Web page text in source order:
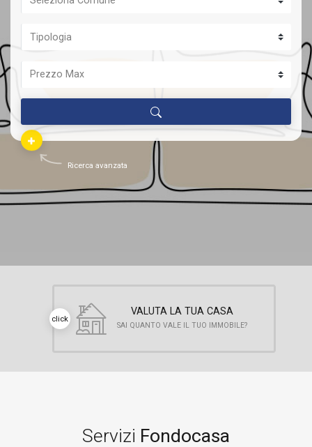
Ricerca avanzata
click
VALUTA LA TUA CASA
SAI QUANTO VALE IL TUO IMMOBILE?
Servizi Fondocasa